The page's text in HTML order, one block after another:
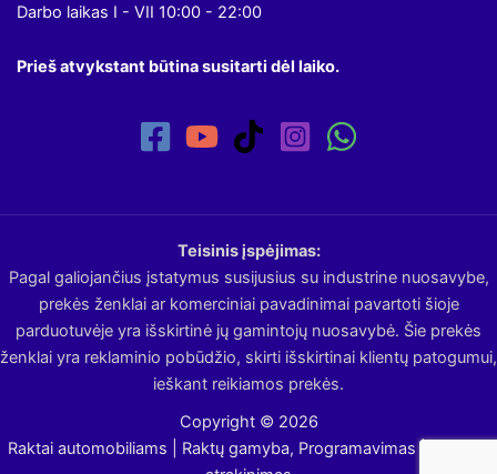
Darbo laikas I - VII 10:00 - 22:00
Prieš atvykstant būtina susitarti dėl laiko.
Teisinis įspėjimas:
Pagal galiojančius įstatymus susijusius su industrine nuosavybe,
prekės ženklai ar komerciniai pavadinimai pavartoti šioje
parduotuvėje yra išskirtinė jų gamintojų nuosavybė. Šie prekės
ženklai yra reklaminio pobūdžio, skirti išskirtinai klientų patogumui,
ieškant reikiamos prekės.
Copyright © 2026
Raktai automobiliams | Raktų gamyba, Programavimas | Avarinis